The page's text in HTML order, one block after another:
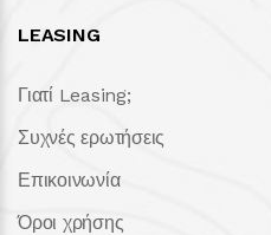
LEASING
Γιατί Leasing;
Συχνές ερωτήσεις
Επικοινωνία
Όροι χρήσης